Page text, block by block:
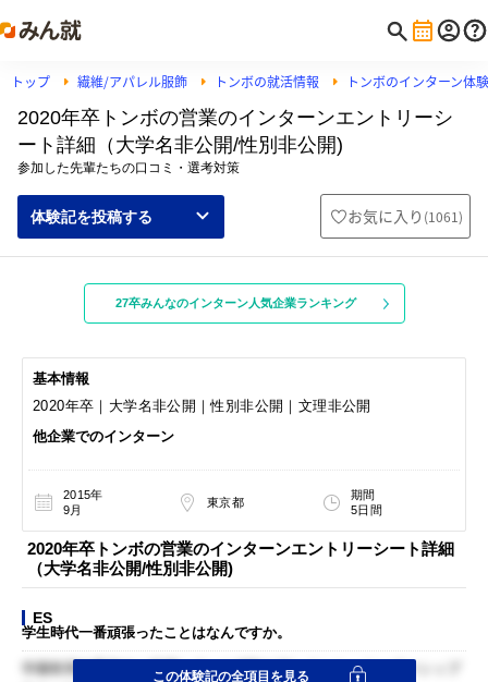
トップ 繊維/アパレル服飾 トンボの就活情報 トンボのインターン体
2020年卒トンボの営業のインターンエントリーシ
ート詳細（大学名非公開/性別非公開)
参加した先輩たちの口コミ・選考対策
体験記を投稿する お気に入り (1061)
27卒みんなのインターン人気企業ランキング
基本情報
2020年卒｜大学名非公開｜性別非公開｜文理非公開
他企業でのインターン
2015年
9月
東京都
期間
5日間
2020年卒トンボの営業のインターンエントリーシート詳細
（大学名非公開/性別非公開)
ES
学生時代一番頑張ったことはなんですか。
学園祭実行委員会に所属していた経験を話しました。リーダーシップ
この体験記の全項目を見る